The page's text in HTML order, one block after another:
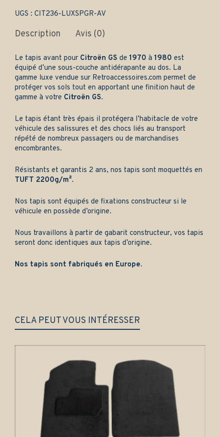
quantity
UGS : CIT236-LUXSPGR-AV
Description Avis (0)
Le tapis avant pour Citroën GS de 1970 à 1980 est
équipé d’une sous-couche antidérapante au dos. La
gamme luxe vendue sur Retroaccessoires.com permet de
protéger vos sols tout en apportant une finition haut de
gamme à votre Citroën GS.
Le tapis étant très épais il protégera l’habitacle de votre
véhicule des salissures et des chocs liés au transport
répété de nombreux passagers ou de marchandises
encombrantes.
Résistants et garantis 2 ans, nos tapis sont moquettés en
TUFT 2200g/m².
Nos tapis sont équipés de fixations constructeur si le
véhicule en possède d’origine.
Nous travaillons à partir de gabarit constructeur, vos tapis
seront donc identiques aux tapis d’origine.
Nos tapis sont fabriqués en Europe.
CELA PEUT VOUS INTÉRESSER